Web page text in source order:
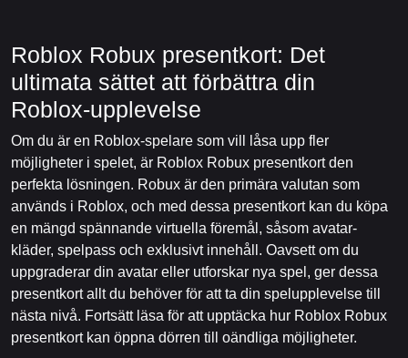
Roblox Robux presentkort: Det
ultimata sättet att förbättra din
Roblox-upplevelse
Om du är en Roblox-spelare som vill låsa upp fler
möjligheter i spelet, är Roblox Robux presentkort den
perfekta lösningen. Robux är den primära valutan som
används i Roblox, och med dessa presentkort kan du köpa
en mängd spännande virtuella föremål, såsom avatar-
kläder, spelpass och exklusivt innehåll. Oavsett om du
uppgraderar din avatar eller utforskar nya spel, ger dessa
presentkort allt du behöver för att ta din spelupplevelse till
nästa nivå. Fortsätt läsa för att upptäcka hur Roblox Robux
presentkort kan öppna dörren till oändliga möjligheter.